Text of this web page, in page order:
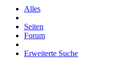
Alles
Seiten
Forum
Erweiterte Suche